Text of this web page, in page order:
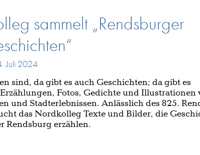
sammelt „Rendsburger
Juli 2024
sind, da gibt es auch Geschichten; da gibt es
Fotos, Gedichte und Illustrationen
und Stadterlebnissen. Anlässlich des 825.
das Nordkolleg Texte und Bilder, die
Rendsburg erzählen.